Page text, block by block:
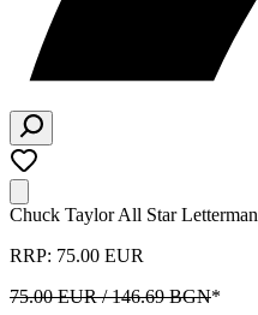
Chuck Taylor All Star Letterman
RRP: 75.00 EUR
75.00 EUR / 146.69 BGN*